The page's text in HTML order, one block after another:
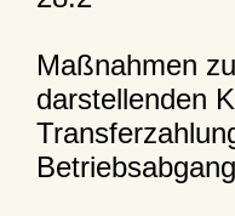
Maßnahmen
darstellenden
Betriebsabgang